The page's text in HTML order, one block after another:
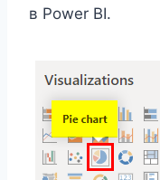
в Power BI.